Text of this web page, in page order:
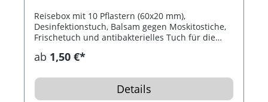
Reisebox mit 10 Pflastern (60x20 mm),
Desinfektionstuch, Balsam gegen Moskitostiche,
Frischetuch und antibakterielles Tuch für die
ab 1,50 €*
Details